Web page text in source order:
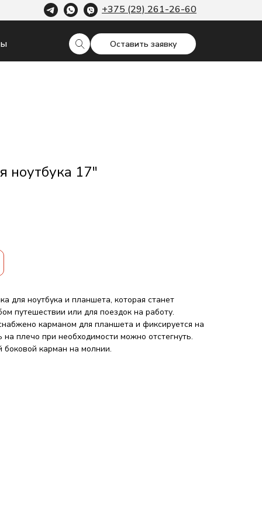
Оставить заявку
+375 (29) 261-26-60
ноутбука 17"
для ноутбука и планшета, которая станет
путешествии или для поездок на работу.
карманом для планшета и фиксируется на
плечо при необходимости можно отстегнуть.
карман на молнии.